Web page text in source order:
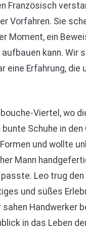
Französisch
Vorfahren. Sie
Moment, ein
kann.
Erfahrung, die
Viertel, wo
Schuhe in
und wollte
Mann
Leo trug
und süßes
Handwerker
in das Leben